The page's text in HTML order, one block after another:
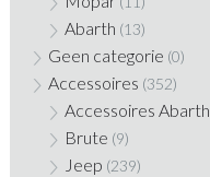
Abarth (13)
Geen categorie (0)
Accessoires (352)
Accessoires Abarth
Brute (9)
Jeep (239)